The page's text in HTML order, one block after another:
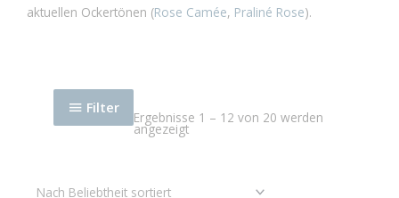
aktuellen Ockertönen (Rose Camée, Praliné Rose).
Filter
Ergebnisse 1 – 12 von 20 werden
angezeigt